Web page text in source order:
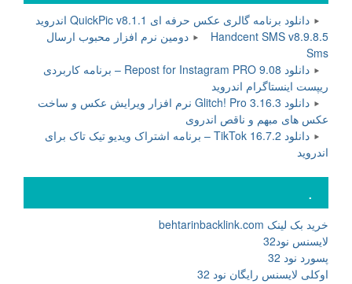
دانلود برنامه گالری عکس حرفه ای QuickPic v8.1.1 اندروید
Handcent SMS v8.9.8.5 دومین نرم افزار محبوب ارسال
Sms
دانلود Repost for Instagram PRO 9.08 – برنامه کاربردی
ریپست اینستاگرام اندروید
دانلود Glitch! Pro 3.16.3 نرم افزار ویرایش عکس و ساخت
عکس های مبهم و ناقص اندروی
دانلود TikTok 16.7.2 – برنامه اشتراک ویدیو تیک تاک برای
اندروید
.
خرید بک لینک behtarinbacklink.com
لایسنس نود32
پسورد نود 32
اوکلی لایسنس رایگان نود 32